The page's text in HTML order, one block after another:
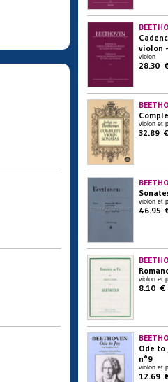
violon
violon
28.30
violon et
32.89 €
violon et
46.95
violon et
8.10 €
Ode to
n°9
violon et
12.69